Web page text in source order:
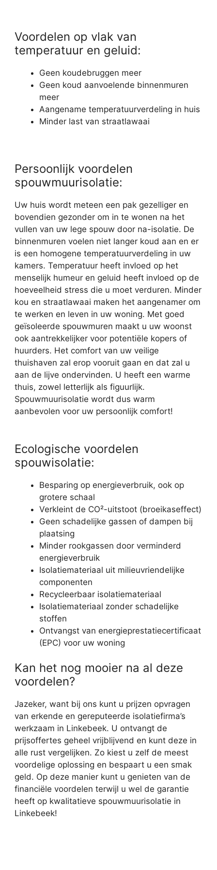
Voordelen op vlak van
temperatuur en geluid:
Geen koudebruggen meer
Geen koud aanvoelende binnenmuren
meer
Aangename temperatuurverdeling in huis
Minder last van straatlawaai
Persoonlijk voordelen
spouwmuurisolatie:
Uw huis wordt meteen een pak gezelliger en
bovendien gezonder om in te wonen na het
vullen van uw lege spouw door na-isolatie. De
binnenmuren voelen niet langer koud aan en er
is een homogene temperatuurverdeling in uw
kamers. Temperatuur heeft invloed op het
menselijk humeur en geluid heeft invloed op de
hoeveelheid stress die u moet verduren. Minder
kou en straatlawaai maken het aangenamer om
te werken en leven in uw woning. Met goed
geïsoleerde spouwmuren maakt u uw woonst
ook aantrekkelijker voor potentiële kopers of
huurders. Het comfort van uw veilige
thuishaven zal erop vooruit gaan en dat zal u
aan de lijve ondervinden. U heeft een warme
thuis, zowel letterlijk als figuurlijk.
Spouwmuurisolatie wordt dus warm
aanbevolen voor uw persoonlijk comfort!
Ecologische voordelen
spouwisolatie:
Besparing op energieverbruik, ook op
grotere schaal
Verkleint de CO²-uitstoot (broeikaseffect)
Geen schadelijke gassen of dampen bij
plaatsing
Minder rookgassen door verminderd
energieverbruik
Isolatiemateriaal uit milieuvriendelijke
componenten
Recycleerbaar isolatiemateriaal
Isolatiemateriaal zonder schadelijke
stoffen
Ontvangst van energieprestatiecertificaat
(EPC) voor uw woning
Kan het nog mooier na al deze
voordelen?
Jazeker, want bij ons kunt u prijzen opvragen
van erkende en gereputeerde isolatiefirma’s
werkzaam in Linkebeek. U ontvangt de
prijsoffertes geheel vrijblijvend en kunt deze in
alle rust vergelijken. Zo kiest u zelf de meest
voordelige oplossing en bespaart u een smak
geld. Op deze manier kunt u genieten van de
financiële voordelen terwijl u wel de garantie
heeft op kwalitatieve spouwmuurisolatie in
Linkebeek!